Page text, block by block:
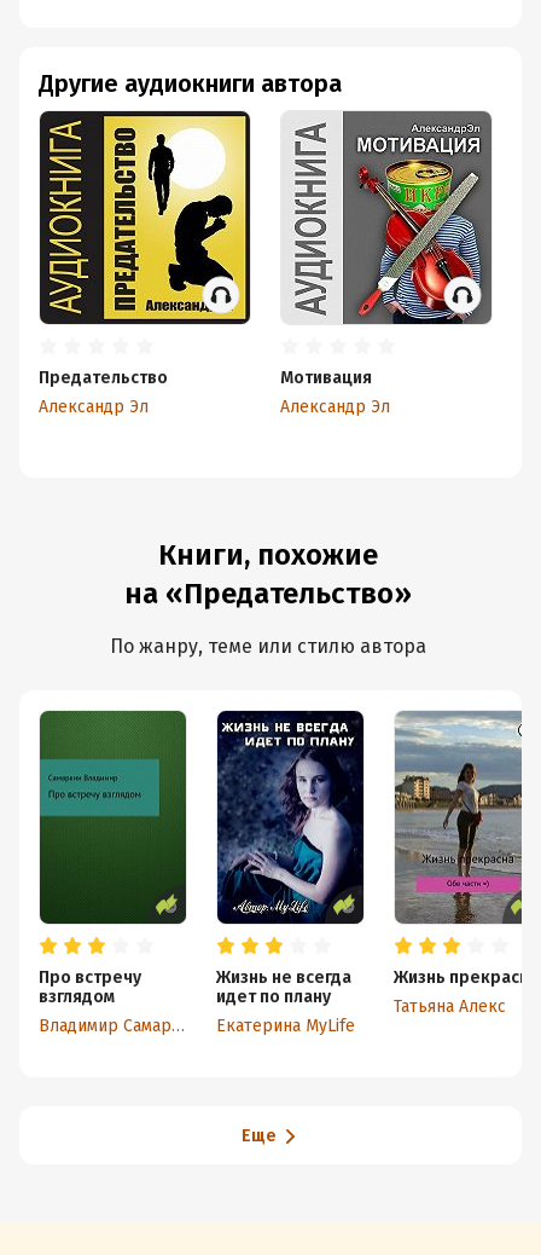
Другие аудиокниги автора
Предательство
Александр Эл
Мотивация
Александр Эл
Книги, похожие
на «Предательство»
По жанру, теме или стилю автора
Про встречу
взглядом
Владимир Самаркин
Жизнь не всегда
идет по плану
Екатерина MyLife
Жизнь прекрасна
Татьяна Алекс
Еще